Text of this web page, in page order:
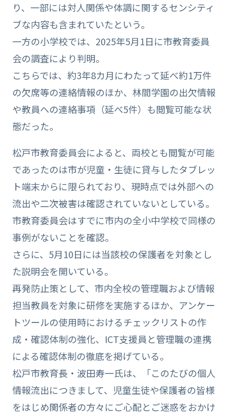
り、一部には対人関係や体調に関するセンシティ
ブな内容も含まれていたという。
一方の小学校では、2025年5月1日に市教育委員
会の調査により判明。
こちらでは、約3年8カ月にわたって延べ約1万件
の欠席等の連絡情報のほか、林間学園の出欠情報
や教員への連絡事項（延べ5件）も閲覧可能な状
態だった。
松戸市教育委員会によると、両校とも閲覧が可能
であったのは市が児童・生徒に貸与したタブレッ
ト端末からに限られており、現時点では外部への
流出や二次被害は確認されていないとしている。
市教育委員会はすでに市内の全小中学校で同様の
事例がないことを確認。
さらに、5月10日には当該校の保護者を対象とし
た説明会を開いている。
再発防止策として、市内全校の管理職および情報
担当教員を対象に研修を実施するほか、アンケー
トツールの使用時におけるチェックリストの作
成・確認体制の強化、ICT支援員と管理職の連携
による確認体制の徹底を掲げている。
松戸市教育長・波田寿一氏は、「このたびの個人
情報流出につきまして、児童生徒や保護者の皆様
をはじめ関係者の方々にご心配とご迷惑をおかけ